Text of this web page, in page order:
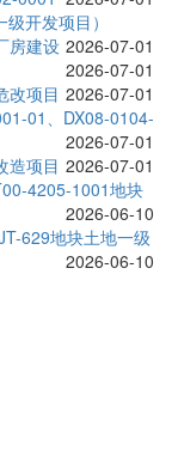
开发项目）
2026-07-01
房建设
2026-07-01
改项目 2026-07-01
01、DX08-0104-
2026-07-01
造项目 2026-07-01
4205-1001地块
2026-06-10
629地块土地一级
2026-06-10